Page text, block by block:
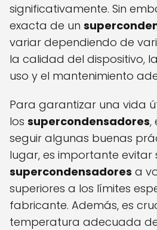
significativamente. Sin
exacta de un
variar dependiendo de
la calidad del dispositivo,
uso y el mantenimiento
Para garantizar una vida
los supercondensadores,
seguir algunas buenas
lugar, es importante evitar
supercondensadores a
superiores a los límites
fabricante. Además, es
temperatura adecuada